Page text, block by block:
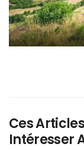
Ces
Intéresser